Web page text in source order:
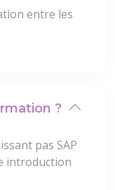
entre les
?
pas SAP
introduction